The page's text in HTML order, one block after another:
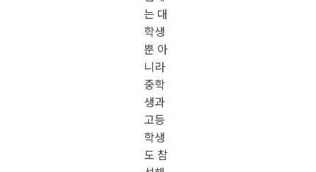
는 대
학생
뿐 아
니라
중학
생과
고등
학생
도 참